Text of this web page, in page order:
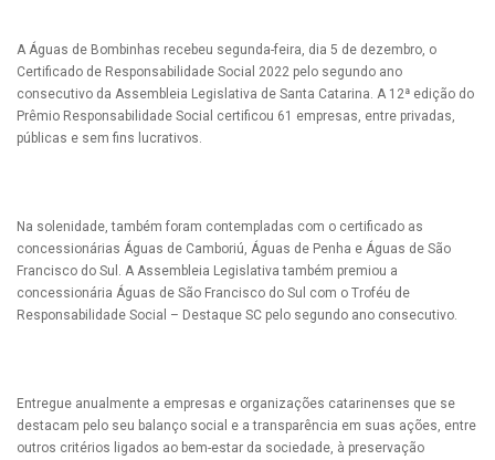
A Águas de Bombinhas recebeu segunda-feira, dia 5 de dezembro, o
Certificado de Responsabilidade Social 2022 pelo segundo ano
consecutivo da Assembleia Legislativa de Santa Catarina. A 12ª edição do
Prêmio Responsabilidade Social certificou 61 empresas, entre privadas,
públicas e sem fins lucrativos.
Na solenidade, também foram contempladas com o certificado as
concessionárias Águas de Camboriú, Águas de Penha e Águas de São
Francisco do Sul. A Assembleia Legislativa também premiou a
concessionária Águas de São Francisco do Sul com o Troféu de
Responsabilidade Social – Destaque SC pelo segundo ano consecutivo.
Entregue anualmente a empresas e organizações catarinenses que se
destacam pelo seu balanço social e a transparência em suas ações, entre
outros critérios ligados ao bem-estar da sociedade, à preservação